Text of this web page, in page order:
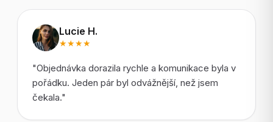
Lucie H.
★★★★
"Objednávka dorazila rychle a komunikace byla v
pořádku. Jeden pár byl odvážnější, než jsem
čekala."